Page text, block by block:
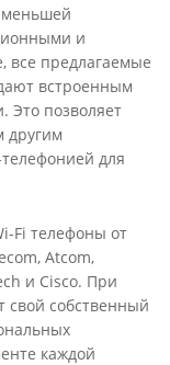
меньшей
и
все предлагаемые
встроенным
Это позволяет
другим
телефонией для
Fi телефоны от
Atcom,
и Cisco. При
свой собственный
каждой